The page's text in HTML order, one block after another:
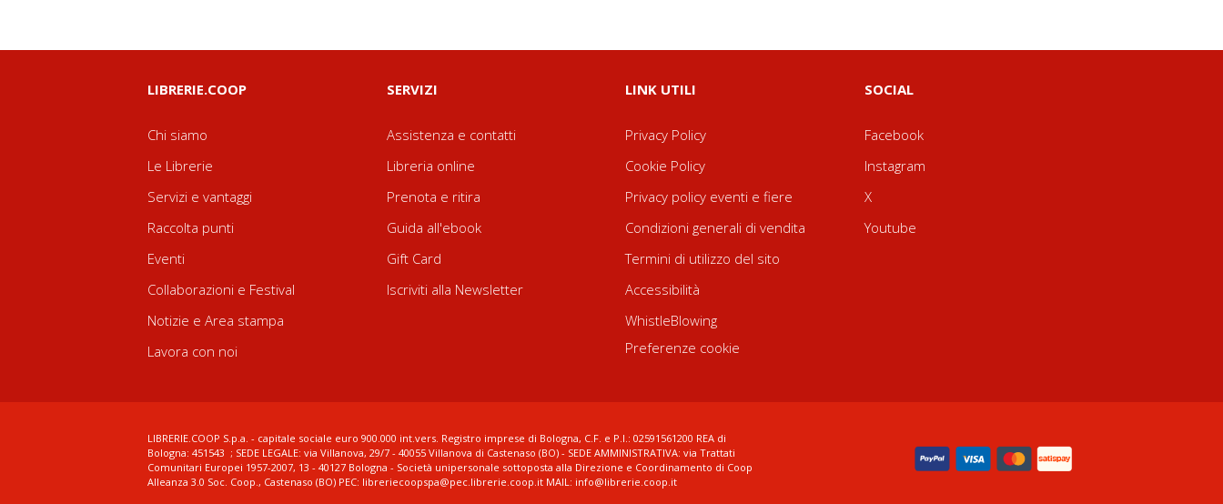
LIBRERIE.COOP
Chi siamo
Le Librerie
Servizi e vantaggi
Raccolta punti
Eventi
Collaborazioni e Festival
Notizie e Area stampa
Lavora con noi
SERVIZI
Assistenza e contatti
Libreria online
Prenota e ritira
Guida all'ebook
Gift Card
Iscriviti alla Newsletter
LINK UTILI
Privacy Policy
Cookie Policy
Privacy policy eventi e fiere
Condizioni generali di vendita
Termini di utilizzo del sito
Accessibilità
WhistleBlowing
Preferenze cookie
SOCIAL
Facebook
Instagram
X
Youtube
LIBRERIE.COOP S.p.a. - capitale sociale euro 900.000 int.vers. Registro imprese di Bologna, C.F. e P.I.: 02591561200 REA di
Bologna: 451543 ; SEDE LEGALE: via Villanova, 29/7 - 40055 Villanova di Castenaso (BO) - SEDE AMMINISTRATIVA: via Trattati
Comunitari Europei 1957-2007, 13 - 40127 Bologna - Società unipersonale sottoposta alla Direzione e Coordinamento di Coop
Alleanza 3.0 Soc. Coop., Castenaso (BO) PEC: libreriecoopspa@pec.librerie.coop.it MAIL: info@librerie.coop.it